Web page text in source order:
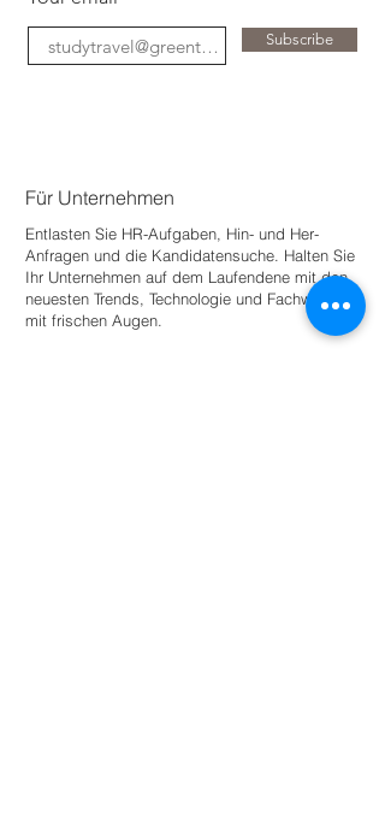
Subscribe
Für Unternehmen
Entlasten Sie HR-Aufgaben, Hin- und Her-
Anfragen und die Kandidatensuche. Halten Sie
Ihr Unternehmen auf dem Laufendene mit den
neuesten Trends, Technologie und Fachwissen
mit frischen Augen.